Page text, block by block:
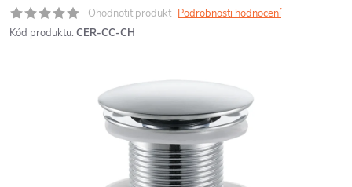
Ohodnotit produkt Podrobnosti hodnocení
Kód produktu: CER-CC-CH